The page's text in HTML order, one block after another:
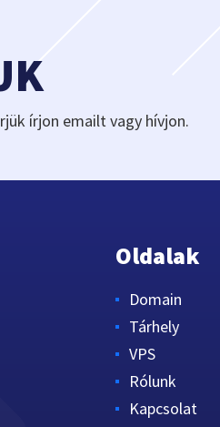
írjon emailt vagy hívjon.
Oldalak
Domain
Tárhely
VPS
Rólunk
Kapcsolat